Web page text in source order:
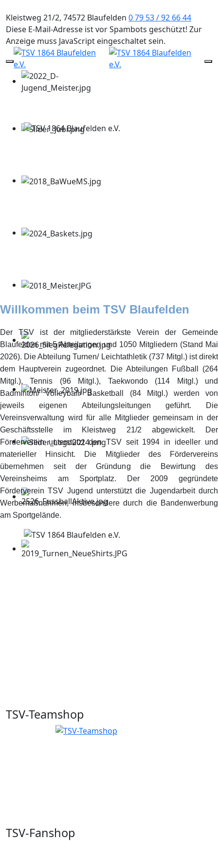
Kleistweg 21/2, 74572 Blaufelden 0 79 53 / 92 66 44
Diese E-Mail-Adresse ist vor Spambots geschützt! Zur
Anzeige muss JavaScript eingeschaltet sein.
Mobile Menu Toggle
Willkommen beim TSV Blaufelden
Der TSV ist der mitgliederstärkste Verein der Gemeinde
Blaufelden mit 5 Abteilungen und 1050 Mitgliedern (Stand Mai
2026). Die Abteilung Turnen/ Leichtathletik (737 Mitgl.) ist direkt
dem Hauptverein zugeordnet. Die Abteilungen Fußball (264
Mitgl.), Tennis (96 Mitgl.), Taekwondo (114 Mitgl.) und
Badminton/ Volleyball/ Basketball (84 Mitgl.) werden von
jeweils eigenen Abteilungsleitungen geführt. Die
Vereinsverwaltung wird für alle Mitglieder gemeinsam in der
Geschäftsstelle im Kleistweg 21/2 abgewickelt. Der
Förderverein unterstützt den TSV seit 1994 in ideeller und
materieller Hinsicht. Die Mitglieder des Fördervereins
übernehmen seit der Gründung die Bewirtung des
Vereinsheims am Sportplatz. Der 2009 gegründete
Förderverein TSV Jugend unterstützt die Jugendarbeit durch
Werbemaßnahmen, insbesondere durch die Bandenwerbung
am Sportgelände.
TSV-Teamshop
TSV-Fanshop